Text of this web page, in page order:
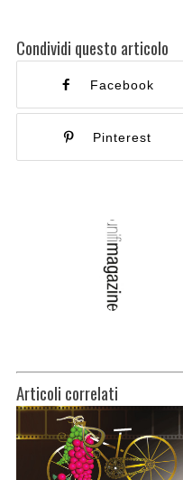
Condividi questo articolo
Facebook
Pinterest
Articoli correlati